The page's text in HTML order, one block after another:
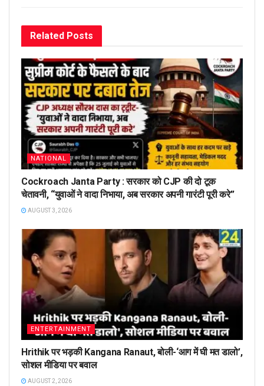
Related Posts
NATIONAL
Cockroach Janta Party : सरकार को CJP की दो टूक
चेतावनी, “युवाओं ने वादा निभाया, अब सरकार अपनी गारंटी पूरी करे”
AUGUST 3, 2026
ENTERTAINMENT
Hrithik पर भड़की Kangana Ranaut, बोली-‘आग में घी मत डालो’,
सोशल मीडिया पर बवाल
AUGUST 2, 2026